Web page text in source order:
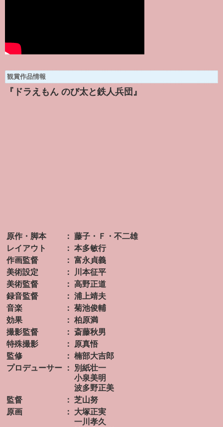
観賞作品情報
『ドラえもん のび太と鉄人兵団』
原作・脚本 ： 藤子・Ｆ・不二雄
レイアウト
： 本多敏行
作画監督
： 富永貞義
美術設定
：
川本征平
美術監督
： 高野正道
録音監督
： 浦上靖夫
音楽
： 菊池俊輔
効果
： 柏原満
撮影監督
： 斎藤秋男
特殊撮影
：
原真悟
監修
： 楠部大吉郎
プロデューサー
：
別紙壮一
小泉美明
波多野正美
監督
： 芝山努
原画
：
大塚正実
一川孝久